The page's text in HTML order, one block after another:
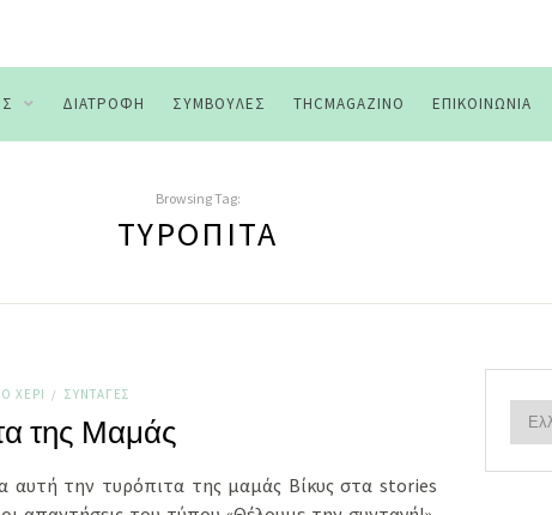
ΔΙΑΤΡΟΦΉ ΣΥΜΒΟΥΛΈΣ THCMAGAZINO ΕΠΙΚΟΙΝΩΝΊΑ
Browsing Tag:
ΤΥΡΌΠΙΤΑ
ΧΈΡΙ / ΣΥΝΤΑΓΈΣ
της Μαμάς
αυτή την τυρόπιτα της μαμάς Βίκυς στα stories